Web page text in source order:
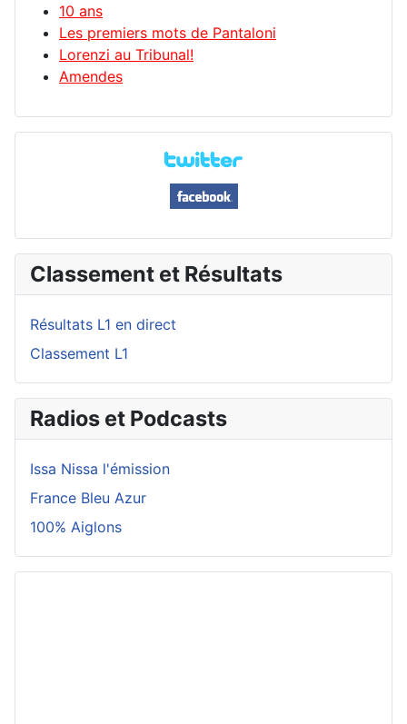
10 ans
Les premiers mots de Pantaloni
Lorenzi au Tribunal!
Amendes
Classement et Résultats
Résultats L1 en direct
Classement L1
Radios et Podcasts
Issa Nissa l'émission
France Bleu Azur
100% Aiglons